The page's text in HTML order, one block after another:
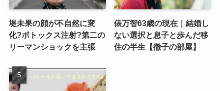
堤未果の顔が不自然に変
化?ボトックス注射?第二の
リーマンショックを主張
俵万智63歳の現在｜結婚し
ない選択と息子と歩んだ移
住の半生【徹子の部屋】